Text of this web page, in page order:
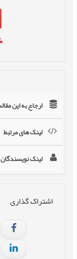
ارجاع به این مقاله
لینک های مرتبط
لینک نویسندگان
اشتراک گذاری